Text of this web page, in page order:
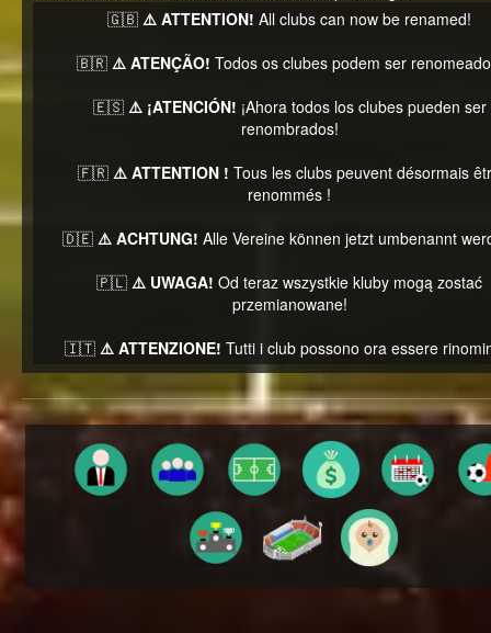
🇬🇧 ⚠️ ATTENTION! All clubs can now be renamed!
🇧🇷 ⚠️ ATENÇÃO! Todos os clubes podem ser
🇪🇸 ⚠️ ¡ATENCIÓN! ¡Ahora todos los clubes pueden ser
renombrados!
🇫🇷 ⚠️ ATTENTION ! Tous les clubs peuvent désormais
renommés !
🇩🇪 ⚠️ ACHTUNG! Alle Vereine können jetzt umbenannt
🇵🇱 ⚠️ UWAGA! Od teraz wszystkie kluby mogą zostać
przemianowane!
🇮🇹 ⚠️ ATTENZIONE! Tutti i club possono ora essere